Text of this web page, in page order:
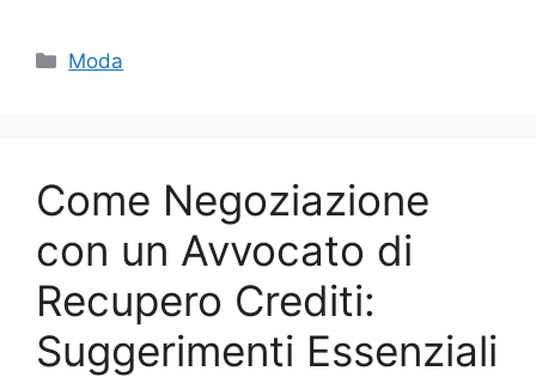
Categories
Moda
Come Negoziazione
con un Avvocato di
Recupero Crediti:
Suggerimenti Essenziali